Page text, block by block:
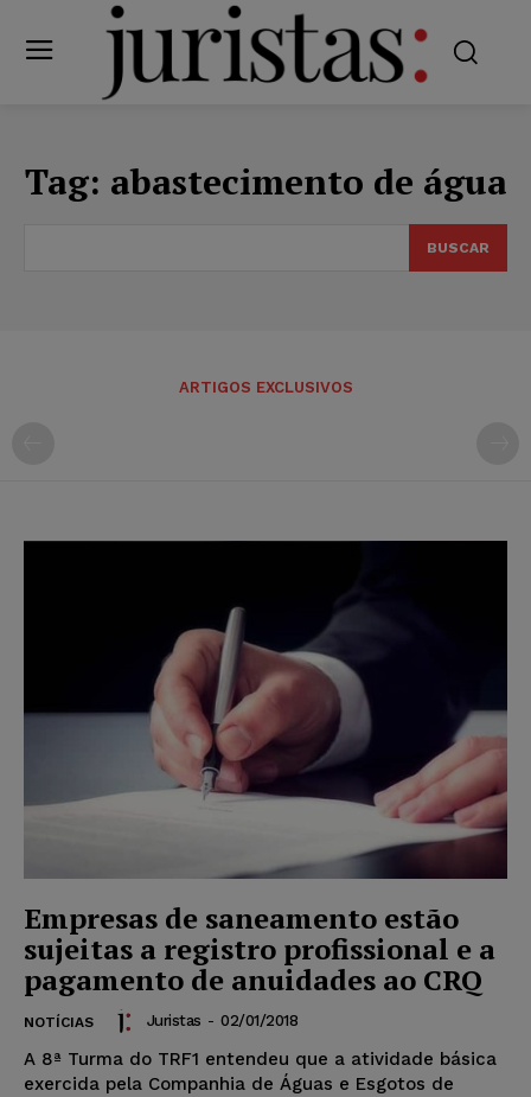
Tag: abastecimento de água
BUSCAR
ARTIGOS EXCLUSIVOS
Empresas de saneamento estão
sujeitas a registro profissional e a
pagamento de anuidades ao CRQ
NOTÍCIAS Juristas - 02/01/2018
A 8ª Turma do TRF1 entendeu que a atividade básica
exercida pela Companhia de Águas e Esgotos de